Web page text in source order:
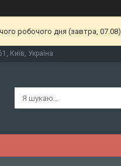
робочого дня (завтра, 07.08).
Київ, Україна